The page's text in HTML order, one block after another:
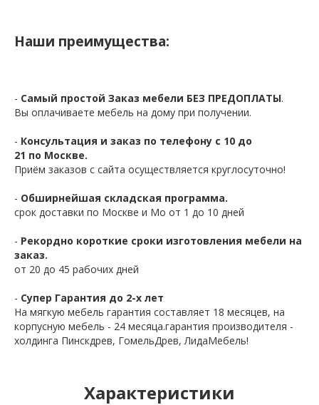
Наши преимущества:
- Самый простой Заказ мебели БЕЗ ПРЕДОПЛАТЫ.
Вы оплачиваете мебель на дому при получении.
- Консультация и заказ по телефону с 10 до
21 по Москве.
Приём заказов с сайта осуществляется круглосуточно!
- Обширнейшая складская программа.
срок доставки по Москве и Мо от 1 до 10 дней
- Рекордно короткие сроки изготовления мебели на
заказ.
от 20 до 45 рабочих дней
- Супер Гарантия до 2-х лет
На мягкую мебель гарантия составляет 18 месяцев, на
корпусную мебель - 24 месяца.гарантия производителя -
холдинга Пинскдрев, ГомельДрев, ЛидаМебель!
Характеристики